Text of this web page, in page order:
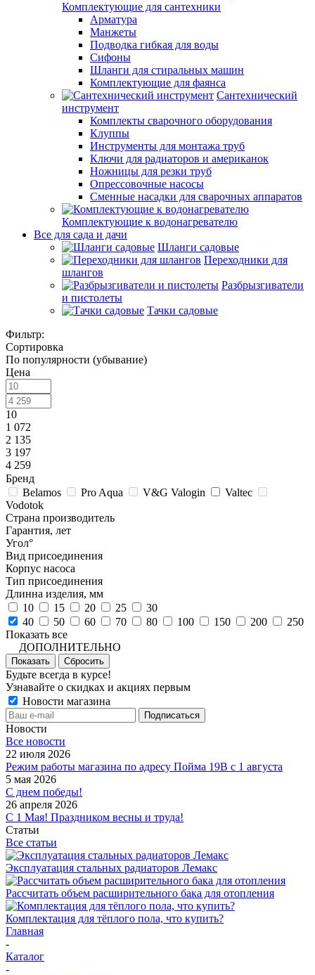
Комплектующие для сантехники
Арматура
Манжеты
Подводка гибкая для воды
Сифоны
Шланги для стиральных машин
Комплектующие для фаянса
Сантехнический
инструмент
Комплекты сварочного оборудования
Клуппы
Инструменты для монтажа труб
Ключи для радиаторов и американок
Ножницы для резки труб
Опрессовочные насосы
Сменные насадки для сварочных аппаратов
Комплектующие к водонагревателю
Все для сада и дачи
Шланги садовые
Переходники для
шлангов
Разбрызгиватели
и пистолеты
Тачки садовые
Фильтр:
Сортировка
По популярности (убывание)
Цена
10
1 072
2 135
3 197
4 259
Бренд
Belamos
Pro Aqua V&G Valogin
Valtec
Vodotok
Страна производитель
Гарантия, лет
Угол°
Вид присоединения
Корпус насоса
Тип присоединения
Длинна изделия, мм
10
15 20 25
30
40
50 60 70 80 100 150 200
250
Показать все
ДОПОЛНИТЕЛЬНО
Показать Сбросить
Будьте всегда в курсе!
Узнавайте о скидках и акциях первым
Новости магазина
Новости
Все новости
22 июля 2026
Режим работы магазина по адресу Пойма 19В с 1 августа
5 мая 2026
С днем победы!
26 апреля 2026
С 1 Мая! Праздником весны и труда!
Статьи
Все статьи
Эксплуатация стальных радиаторов Лемакс
Рассчитать объем расширительного бака для отопления
Комплектация для тёплого пола, что купить?
Главная
-
Каталог
-